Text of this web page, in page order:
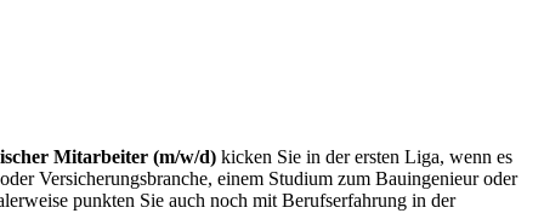
Mitarbeiter (m/w/d) kicken Sie in der ersten Liga, wenn es
Versicherungsbranche, einem Studium zum Bauingenieur oder
punkten Sie auch noch mit Berufserfahrung in der